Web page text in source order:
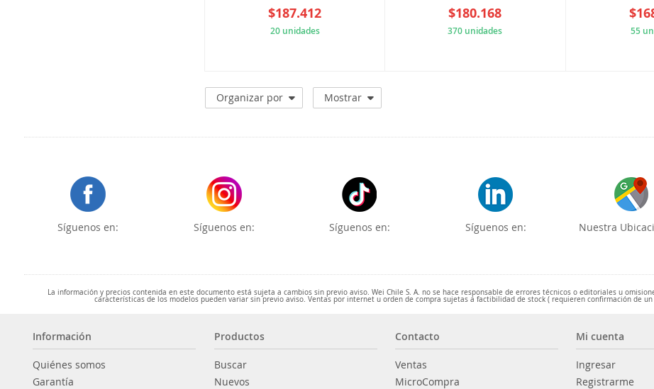
$187.412
20 unidades
$180.168
370 unidades 55
Organizar por Mostrar
Síguenos en: Síguenos en: Síguenos en: Síguenos en: Nuestra
La información y precios contenida en este documento está sujeta a cambios sin previo aviso. Wei Chile S. A. no se hace responsable de errores técnicos o editoriales u
características de los modelos pueden variar sin previo aviso. Ventas por internet u orden de compra sujetas a factibilidad de stock ( requieren confirmación de
Información
Quiénes somos
Garantía
Productos
Buscar
Nuevos
Contacto
Ventas
MicroCompra
Mi cuenta
Ingresar
Registrarme